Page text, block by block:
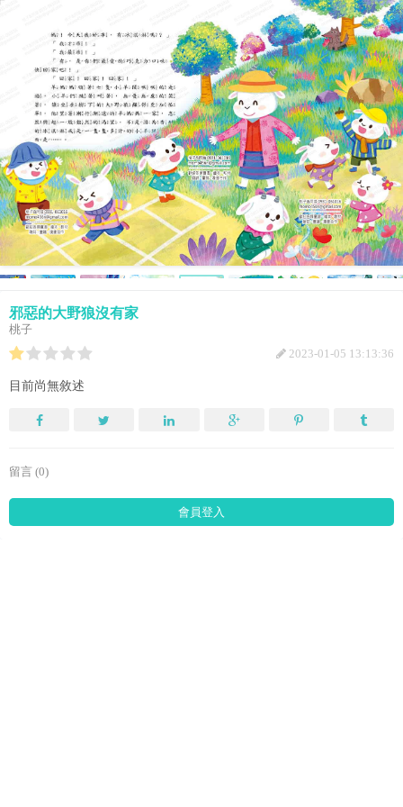
邪惡的大野狼沒有家
桃子
2023-01-05 13:13:36
目前尚無敘述
留言 (0)
會員登入